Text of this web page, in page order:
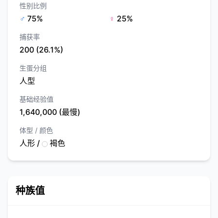
性别比例
♂ 75% ♀ 25%
捕获率
200 (26.1%)
生蛋分组
人型
基础经验值
1,640,000 (最慢)
体型 / 颜色
人形 / 褐色
种族值